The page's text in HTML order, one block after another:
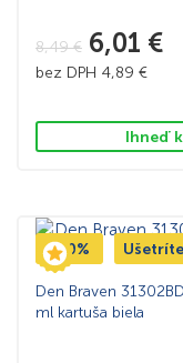
8,49€ 6,01 €
bez DPH 4,89 €
Ihneď
-40% Ušetríte
Den Braven
ml kartuša biela